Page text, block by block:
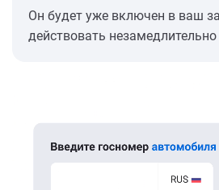
Он будет уже включен в ваш
действовать незамедлительно